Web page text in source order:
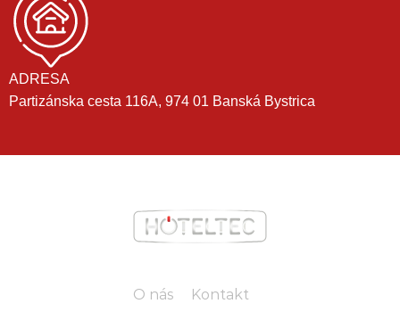
ADRESA
Partizánska cesta 116A, 974 01 Banská Bystrica
O nás Kontakt